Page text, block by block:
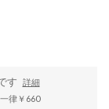
す
詳細
律￥660